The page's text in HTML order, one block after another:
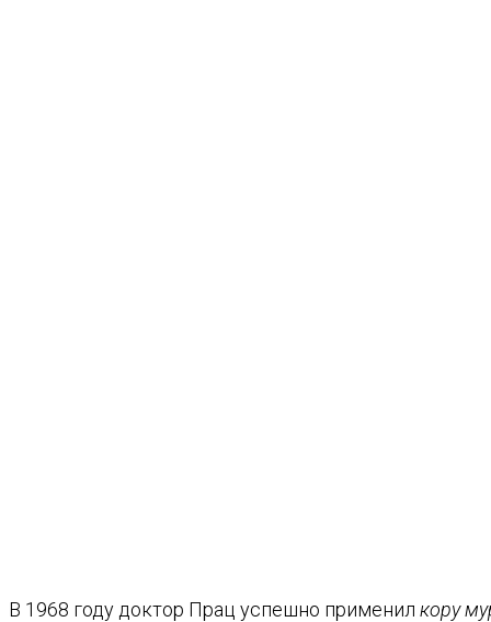
В 1968 году доктор Прац успешно применил кору